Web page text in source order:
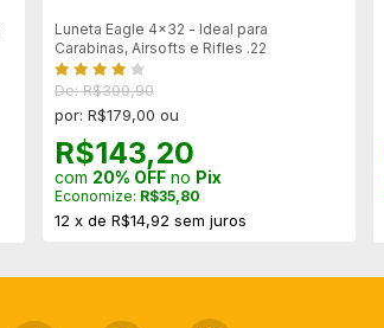
Luneta Eagle 4x32 - Ideal para
Carabinas, Airsofts e Rifles .22
De: R$399,90
por: R$179,00 ou
R$143,20
com 20% OFF no Pix
Economize: R$35,80
12 x de R$14,92 sem juros